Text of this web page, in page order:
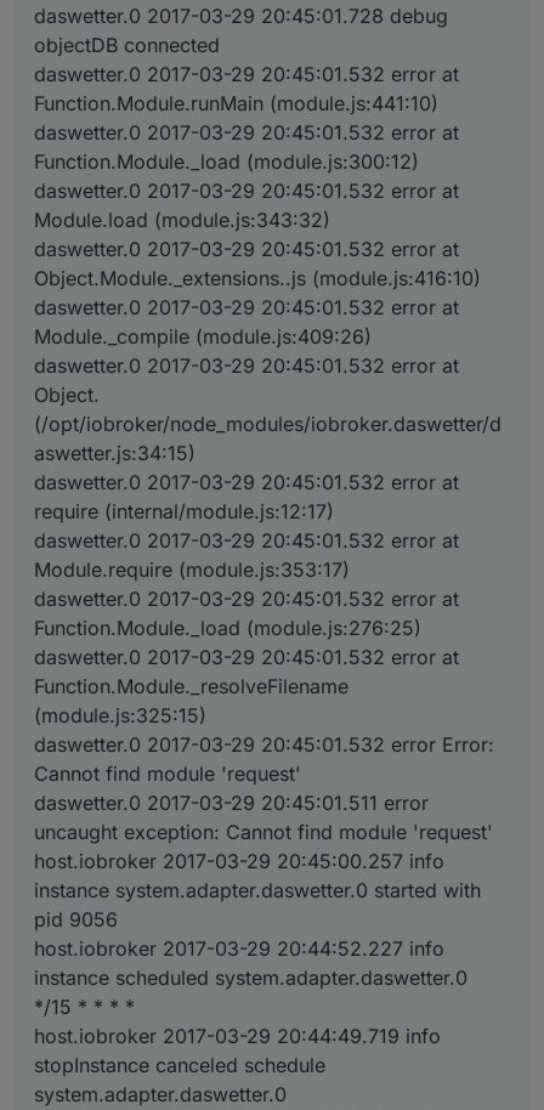
daswetter.0 2017-03-29 20:45:01.728 debug
objectDB connected
daswetter.0 2017-03-29 20:45:01.532 error at
Function.Module.runMain (module.js:441:10)
daswetter.0 2017-03-29 20:45:01.532 error at
Function.Module._load (module.js:300:12)
daswetter.0 2017-03-29 20:45:01.532 error at
Module.load (module.js:343:32)
daswetter.0 2017-03-29 20:45:01.532 error at
Object.Module._extensions..js (module.js:416:10)
daswetter.0 2017-03-29 20:45:01.532 error at
Module._compile (module.js:409:26)
daswetter.0 2017-03-29 20:45:01.532 error at
Object.
(/opt/iobroker/node_modules/iobroker.daswetter/d
aswetter.js:34:15)
daswetter.0 2017-03-29 20:45:01.532 error at
require (internal/module.js:12:17)
daswetter.0 2017-03-29 20:45:01.532 error at
Module.require (module.js:353:17)
daswetter.0 2017-03-29 20:45:01.532 error at
Function.Module._load (module.js:276:25)
daswetter.0 2017-03-29 20:45:01.532 error at
Function.Module._resolveFilename
(module.js:325:15)
daswetter.0 2017-03-29 20:45:01.532 error Error:
Cannot find module 'request'
daswetter.0 2017-03-29 20:45:01.511 error
uncaught exception: Cannot find module 'request'
host.iobroker 2017-03-29 20:45:00.257 info
instance system.adapter.daswetter.0 started with
pid 9056
host.iobroker 2017-03-29 20:44:52.227 info
instance scheduled system.adapter.daswetter.0
*/15 * * * *
host.iobroker 2017-03-29 20:44:49.719 info
stopInstance canceled schedule
system.adapter.daswetter.0